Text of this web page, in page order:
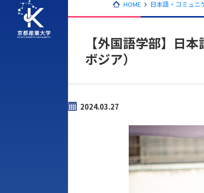
HOME 日本語・コミュニ
【外国語学部】日
ボジア）
2024.03.27